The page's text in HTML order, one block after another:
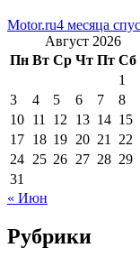
Motor.ru4 месяца
Август 2026
Пн Вт Ср Чт Пт Сб
1
3
4 5 6 7 8
10 11 12 13 14 15
17 18 19 20 21 22
24 25 26 27 28 29
31
« Июн
Рубрики